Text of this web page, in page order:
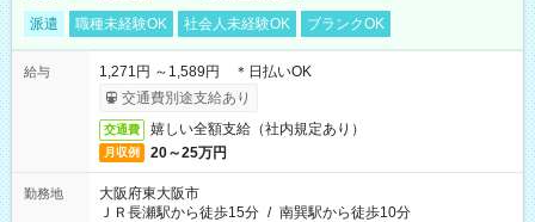
派遣 職種未経験OK 社会人未経験OK ブランクOK
給与
1,271円 ～1,589円 ＊日払いOK
交通費別途支給あり
交通費 嬉しい全額支給（社内規定あり）
月収例 20～25万円
勤務地
大阪府東大阪市
ＪＲ長瀬駅から徒歩15分 / 南巽駅から徒歩10分